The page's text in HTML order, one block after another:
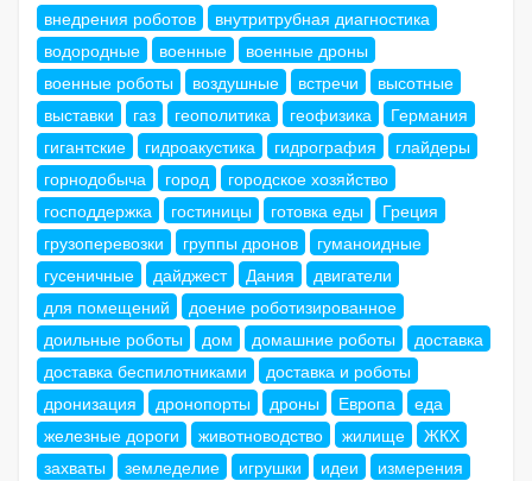
внедрения роботов
внутритрубная диагностика
водородные
военные
военные дроны
военные роботы
воздушные встречи
высотные
выставки
газ геополитика геофизика
Германия
гигантские
гидроакустика гидрография
глайдеры
горнодобыча
город
городское хозяйство
господдержка
гостиницы готовка еды
Греция
грузоперевозки
группы дронов
гуманоидные
гусеничные
дайджест Дания
двигатели
для помещений
доение роботизированное
доильные роботы
дом домашние роботы
доставка
доставка беспилотниками
доставка и роботы
дронизация
дронопорты дроны Европа
еда
железные дороги
животноводство жилище
ЖКХ
захваты
земледелие игрушки идеи
измерения